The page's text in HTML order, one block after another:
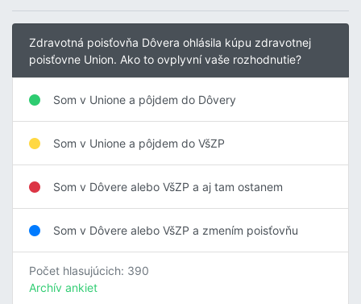
Zdravotná poisťovňa Dôvera ohlásila kúpu zdravotnej
poisťovne Union. Ako to ovplyvní vaše rozhodnutie?
Som v Unione a pôjdem do Dôvery
Som v Unione a pôjdem do VšZP
Som v Dôvere alebo VšZP a aj tam ostanem
Som v Dôvere alebo VšZP a zmením poisťovňu
Počet hlasujúcich: 390
Archív ankiet